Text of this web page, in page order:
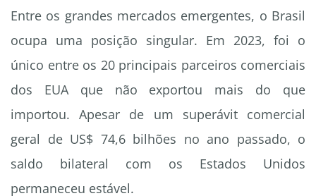
Entre os grandes mercados emergentes, o Brasil
ocupa uma posição singular. Em 2023, foi o
único entre os 20 principais parceiros comerciais
dos EUA que não exportou mais do que
importou. Apesar de um superávit comercial
geral de US$ 74,6 bilhões no ano passado, o
saldo bilateral com os Estados Unidos
permaneceu estável.